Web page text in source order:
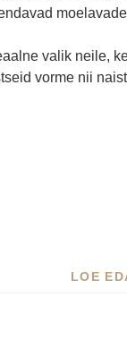
valik neile,
vorme nii
LOE